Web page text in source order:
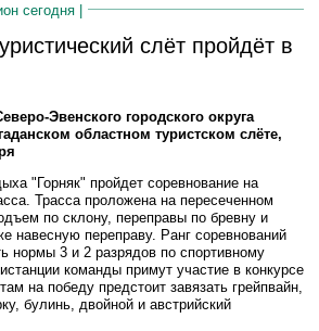
сегодня |
слёт пройдёт в
Эвенского городского округа
областном туристском слёте,
"Горняк" пройдет соревнование на
Трасса проложена на пересеченном
по склону, переправы по бревну и
навесную переправу. Ранг соревнований
нормы 3 и 2 разрядов по спортивному
команды примут участие в конкурсе
на победу предстоит завязать грейпвайн,
булинь, двойной и австрийский